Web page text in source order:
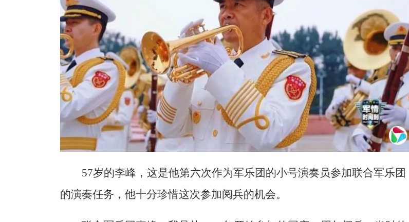
57岁的李峰，这是他第六次作为军乐团的小号演奏员参加联合军乐团
的演奏任务，他十分珍惜这次参加阅兵的机会。